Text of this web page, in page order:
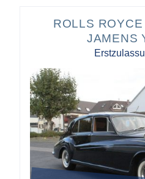
ROLLS
JAMENS